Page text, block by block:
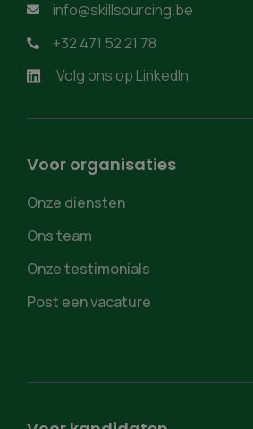
 info@skillsourcing.be

+32 471 52 21 78
Volg ons op LinkedIn
Voor organisaties
Onze diensten
Ons team
Onze testimonials
Post een vacature